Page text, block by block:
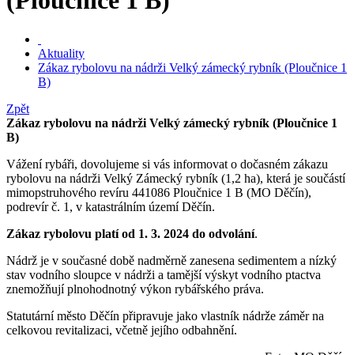
Aktuality
Zákaz rybolovu na nádrži Velký zámecký rybník (Ploučnice 1
B)
Zpět
Zákaz rybolovu na nádrži Velký zámecký rybník (Ploučnice 1
B)
Vážení rybáři, dovolujeme si vás informovat o dočasném zákazu
rybolovu na nádrži Velký Zámecký rybník (1,2 ha), která je součástí
mimopstruhového revíru 441086 Ploučnice 1 B (MO Děčín),
podrevír č. 1, v katastrálním území Děčín.
Zákaz rybolovu platí od 1. 3. 2024 do odvolání.
Nádrž je v současné době nadměrně zanesena sedimentem a nízký
stav vodního sloupce v nádrži a tamější výskyt vodního ptactva
znemožňují plnohodnotný výkon rybářského práva.
Statutární město Děčín připravuje jako vlastník nádrže záměr na
celkovou revitalizaci, včetně jejího odbahnění.